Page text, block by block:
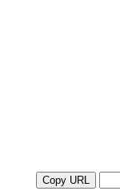
Copy URL